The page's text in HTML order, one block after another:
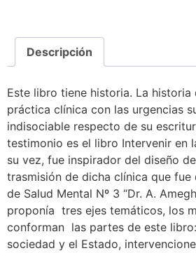
Descripción
Este libro tiene historia. La historia
práctica clínica con las urgencias
indisociable respecto de su
testimonio es el libro Intervenir en
su vez, fue inspirador del diseño
trasmisión de dicha clínica que
de Salud Mental Nº 3 “Dr. A.
proponía tres ejes temáticos, los
conforman las partes de este
sociedad y el Estado,